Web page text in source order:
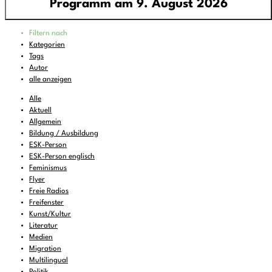
Programm am 9. August 2026
02:00
04:00 - 06:00
06:00
07:00
08:00 - 09:00 Musik zum Aufstehen oder Liegenbleiben
09:00 - 10:00 Cool Britannia
10:00
11:00 - 12:00
12:00 - 14:00
14:00
14:30 - 15:00
Filtern nach
Kategorien
Tags
Autor
alle anzeigen
Alle
Aktuell
Allgemein
Bildung / Ausbildung
ESK-Person
ESK-Person englisch
Feminismus
Flyer
Freie Radios
Freifenster
Kunst/Kultur
Literatur
Medien
Migration
Multilingual